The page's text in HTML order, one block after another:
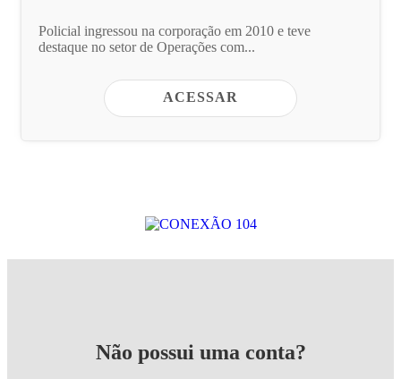
Policial ingressou na corporação em 2010 e teve
destaque no setor de Operações com...
ACESSAR
Não possui uma conta?